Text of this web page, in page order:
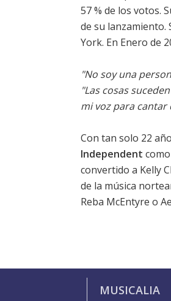
57 % de los votos.
de su lanzamiento.
York. En Enero de
"No soy una
"Las cosas
mi voz para cantar
Con tan solo 22
Independent
convertido a Kelly
de la música
Reba McEntyre o
MUSICALIA